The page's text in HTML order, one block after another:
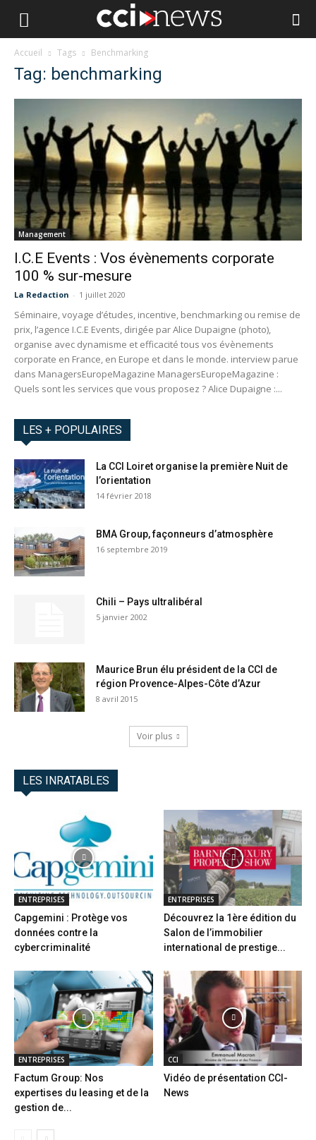
Accueil Tags Benchmarking
Tag: benchmarking
Management
I.C.E Events : Vos évènements corporate
100 % sur-mesure
La Redaction - 1 juillet 2020
Séminaire, voyage d’études, incentive, benchmarking ou remise de
prix, l’agence I.C.E Events, dirigée par Alice Dupaigne (photo),
organise avec dynamisme et efficacité tous vos évènements
corporate en France, en Europe et dans le monde. interview parue
dans ManagersEuropeMagazine ManagersEuropeMagazine :
Quels sont les services que vous proposez ? Alice Dupaigne :...
LES + POPULAIRES
La CCI Loiret organise la première Nuit de
l’orientation
14 février 2018
BMA Group, façonneurs d’atmosphère
16 septembre 2019
Chili – Pays ultralibéral
5 janvier 2002
Maurice Brun élu président de la CCI de
région Provence-Alpes-Côte d’Azur
8 avril 2015
Voir plus
LES INRATABLES
ENTREPRISES
Capgemini : Protège vos
données contre la
cybercriminalité
ENTREPRISES
Découvrez la 1ère édition du
Salon de l’immobilier
international de prestige...
ENTREPRISES
Factum Group: Nos
expertises du leasing et de la
gestion de...
CCI
Vidéo de présentation CCI-
News